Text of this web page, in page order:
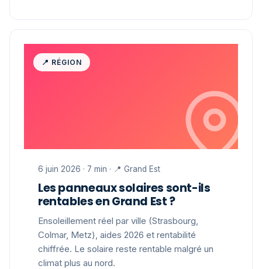
📍 RÉGION
6 juin 2026 · 7 min · 📍 Grand Est
Les panneaux solaires sont-ils
rentables en Grand Est ?
Ensoleillement réel par ville (Strasbourg,
Colmar, Metz), aides 2026 et rentabilité
chiffrée. Le solaire reste rentable malgré un
climat plus au nord.